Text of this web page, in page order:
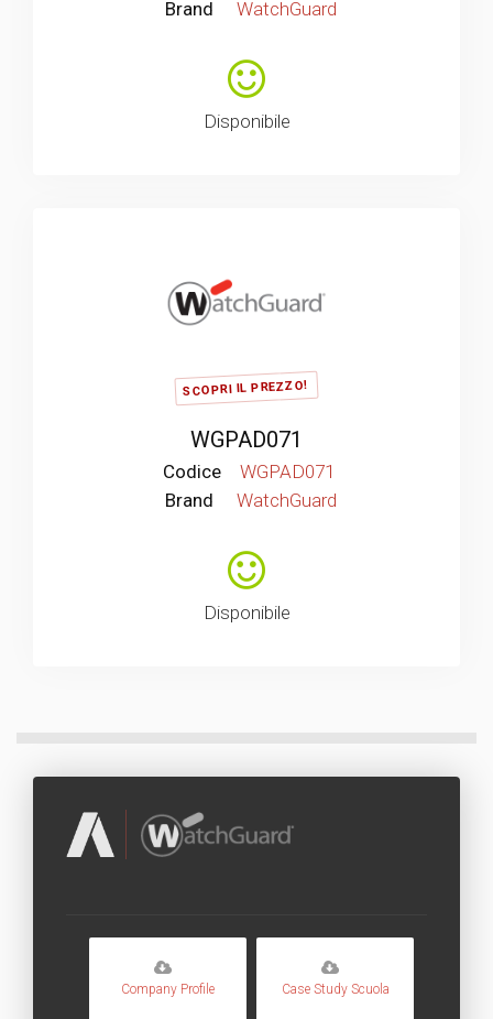
Brand WatchGuard
Disponibile
SCOPRI IL PREZZO!
WGPAD071
Codice
WGPAD071
Brand
WatchGuard
Disponibile
Company Profile Case Study Scuola